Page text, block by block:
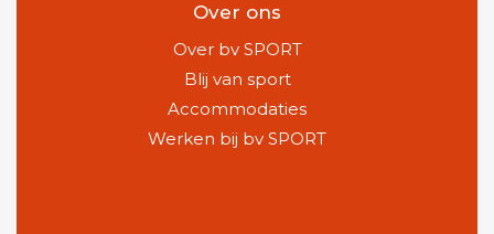
Over ons
Over bv SPORT
Blij van sport
Accommodaties
Werken bij bv SPORT